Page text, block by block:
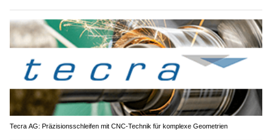
Tecra AG: Präzisionsschleifen mit CNC-Technik für komplexe Geometrien